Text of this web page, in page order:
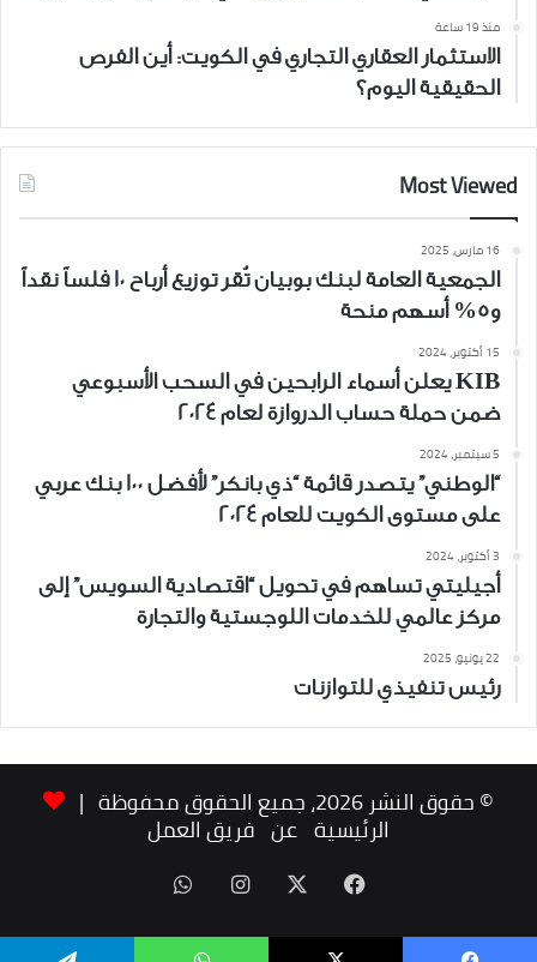
منذ 19 ساعة
الاستثمار العقاري التجاري في الكويت: أين الفرص
الحقيقية اليوم؟
Most Viewed
16 مارس، 2025
الجمعية العامة لبنك بوبيان تُقر توزيع أرباح 10 فلساً نقداً
و5% أسهم منحة
15 أكتوبر، 2024
KIB يعلن أسماء الرابحين في السحب الأسبوعي
ضمن حملة حساب الدروازة لعام 2024
5 سبتمبر، 2024
“الوطني” يتصدر قائمة “ذي بانكر” لأفضل 100 بنك عربي
على مستوى الكويت للعام 2024
3 أكتوبر، 2024
أجيليتي تساهم في تحويل “اقتصادية السويس” إلى
مركز عالمي للخدمات اللوجستية والتجارة
22 يونيو، 2025
رئيس تنفيذي للتوازنات
© حقوق النشر 2026، جميع الحقوق محفوظة |
الرئيسية عن فريق العمل
فيسبوك
انستقرامواتساب